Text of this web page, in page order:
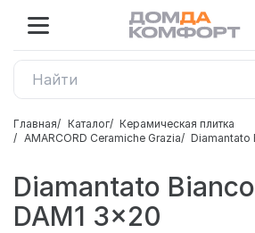
Главная Каталог
Керамическая плитка
AMARCORD Ceramiche Grazia
Diamantato
Diamantato
DAM1 3x20